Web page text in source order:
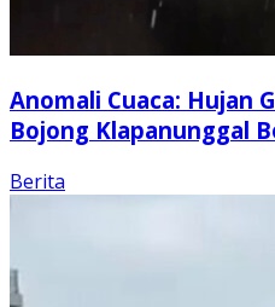
Anomali Cuaca: Hujan
Bojong Klapanunggal
Berita